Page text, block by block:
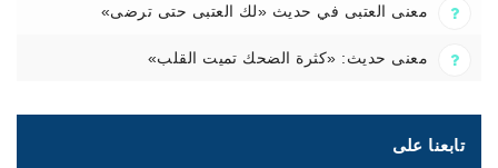
معنى العتبى في حديث «لك العتبى حتى ترضى»
معنى حديث: «كثرة الضحك تميت القلب»
تابعنا على